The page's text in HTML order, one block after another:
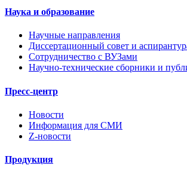
Наука и образование
Научные направления
Диссертационный совет и
Сотрудничество с ВУЗами
Научно-технические сборники и
Пресс-центр
Новости
Информация для СМИ
Z-новости
Продукция